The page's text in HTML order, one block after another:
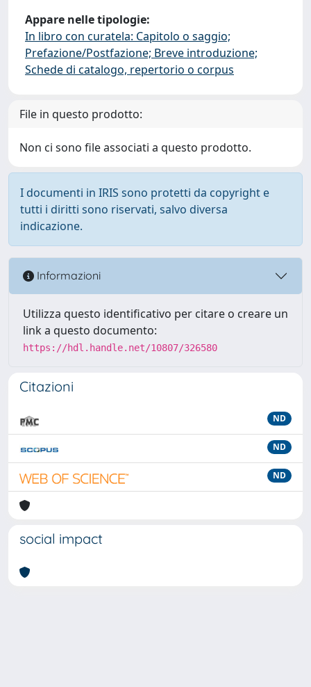
Appare nelle tipologie:
In libro con curatela: Capitolo o saggio;
Prefazione/Postfazione; Breve introduzione;
Schede di catalogo, repertorio o corpus
File in questo prodotto:
Non ci sono file associati a questo prodotto.
I documenti in IRIS sono protetti da copyright e
tutti i diritti sono riservati, salvo diversa
indicazione.
Informazioni
Utilizza questo identificativo per citare o creare un
link a questo documento:
https://hdl.handle.net/10807/326580
Citazioni
ND
ND
ND
social impact